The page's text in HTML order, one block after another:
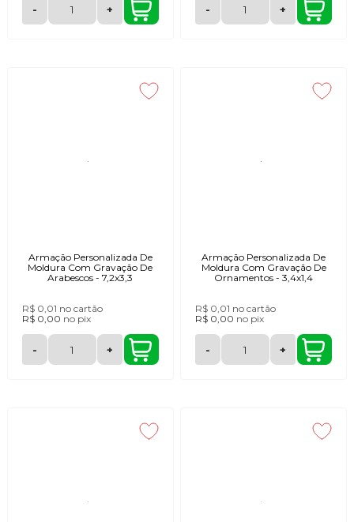
- + - +
Armação Personalizada De
Moldura Com Gravação De
Arabescos - 7,2x3,3
R$ 0,01 no cartão
R$ 0,00 no pix
- +
Armação Personalizada De
Moldura Com Gravação De
Ornamentos - 3,4x1,4
R$ 0,01 no cartão
R$ 0,00 no pix
- +